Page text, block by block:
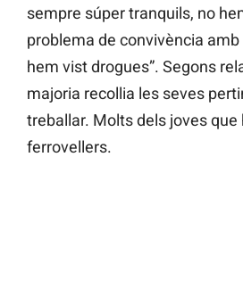
sempre súper tranquils, no
problema de convivència
hem vist drogues”. Segons
majoria recollia les seves
treballar. Molts dels joves que
ferrovellers.